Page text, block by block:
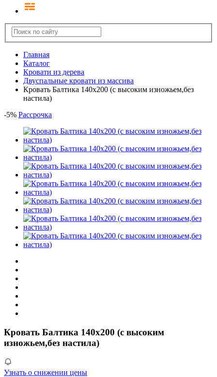
Главная
Каталог
Кровати из дерева
Двуспальные кровати из массива
Кровать Балтика 140х200 (с высоким изножьем,без
настила)
-5% Рассрочка
Кровать Балтика 140х200 (с высоким
изножьем,без настила)
Узнать о снижении цены